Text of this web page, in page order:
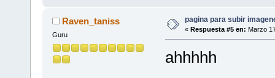
Raven_taniss
Guru
pagina para subir
« Respuesta #5 en: Marzo
ahhhhh